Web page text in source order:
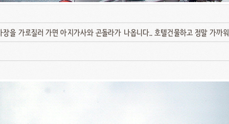
장을 가로질러 가면 아지가사와 곤돌라가 나옵니다.. 호텔건물하고 정말 가까